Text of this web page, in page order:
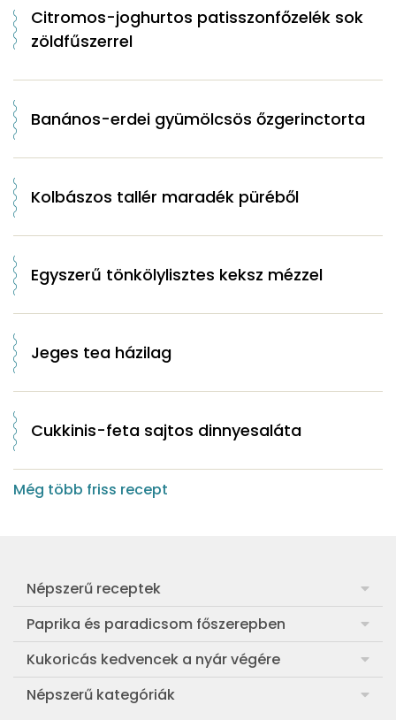
Citromos-joghurtos patisszonfőzelék sok
zöldfűszerrel
Banános-erdei gyümölcsös őzgerinctorta
Kolbászos tallér maradék püréből
Egyszerű tönkölylisztes keksz mézzel
Jeges tea házilag
Cukkinis-feta sajtos dinnyesaláta
Még több friss recept
Népszerű receptek
Frankfurti leves
Egyszerű muffin
Aranygaluska
Paprika és paradicsom főszerepben
Pan con Tomate
Paradicsom és paprika eltevése télre
Kukoricás kedvencek a nyár végére
Legfinomabb főtt kukorica
Népszerű kategóriák